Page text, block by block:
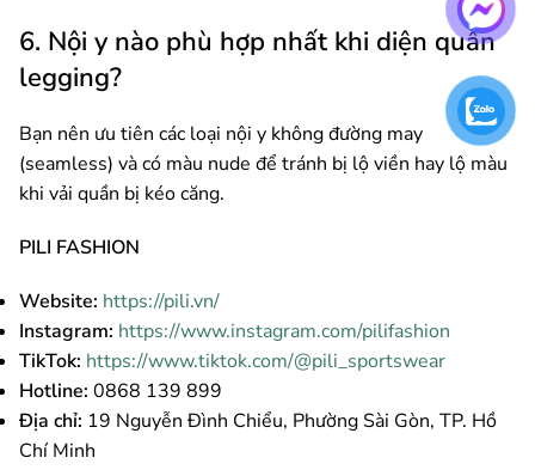
6. Nội y nào phù hợp nhất khi diện quần
legging?
Bạn nên ưu tiên các loại nội y không đường may
(seamless) và có màu nude để tránh bị lộ viền hay lộ màu
khi vải quần bị kéo căng.
PILI FASHION
Website: https://pili.vn/
Instagram: https://www.instagram.com/pilifashion
TikTok: https://www.tiktok.com/@pili_sportswear
Hotline: 0868 139 899
Địa chỉ: 19 Nguyễn Đình Chiểu, Phường Sài Gòn, TP. Hồ
Chí Minh